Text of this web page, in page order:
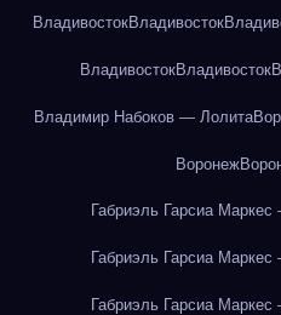
ВладивостокВладивосток
ВладивостокВладивосток
Владимир Набоков — Лолита
Воронеж
Габриэль Гарсиа
Габриэль Гарсиа
Габриэль Гарсиа